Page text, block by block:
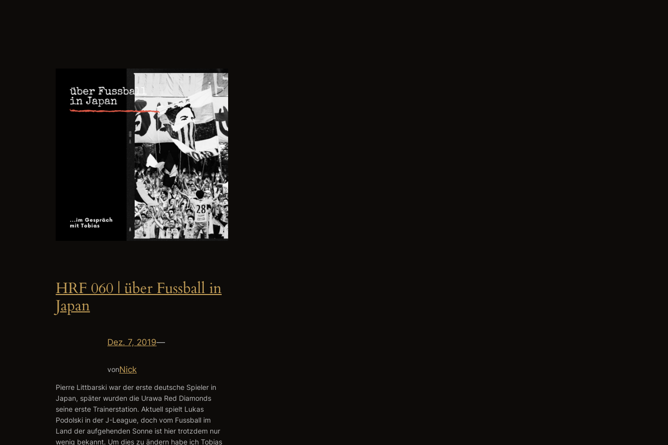
HRF 060 | über Fussball in
Japan
Dez. 7, 2019—
vonNick
Pierre Littbarski war der erste deutsche Spieler in
Japan, später wurden die Urawa Red Diamonds
seine erste Trainerstation. Aktuell spielt Lukas
Podolski in der J-League, doch vom Fussball im
Land der aufgehenden Sonne ist hier trotzdem nur
wenig bekannt. Um dies zu ändern habe ich Tobias